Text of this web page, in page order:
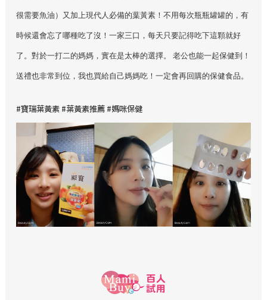
很需要魚油）又加上現代人必備的葉黃素！不用每次瓶瓶罐罐的，有
時候還會忘了哪種吃了沒！一家三口，每天只要記得吃下這顆就好
了。對於一打二的媽媽，實在是太棒的選擇。 老公也能一起保健到！
送禮也非常到位，我也買給自己媽媽吃！一定會再回購的保健食品。
#寶瑞葉黃素 #葉黃素推薦 #媽咪保健